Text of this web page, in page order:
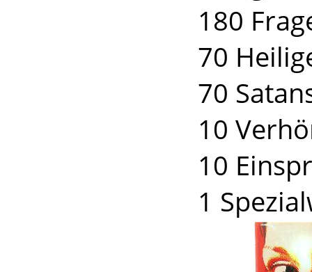
180
70
70
10
10
1